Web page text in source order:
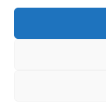
Mi cuenta
Mi Cuenta